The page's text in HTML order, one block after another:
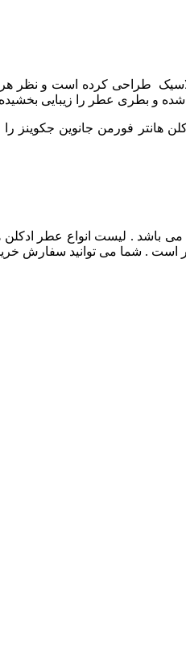
طراحی کرده است و نظر
و بطری عطر را زیبایی
فورمن جانوین جکوینز را
باشد . لیست انواع عطر
. شما می توانید سفارش